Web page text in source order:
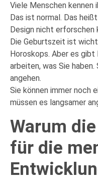
Viele Menschen kennen
Das ist normal. Das
Design nicht erforschen
Die Geburtszeit ist
Horoskops. Aber es
arbeiten, was Sie haben.
angehen.
Sie können immer noch
müssen es langsamer
Warum
für die